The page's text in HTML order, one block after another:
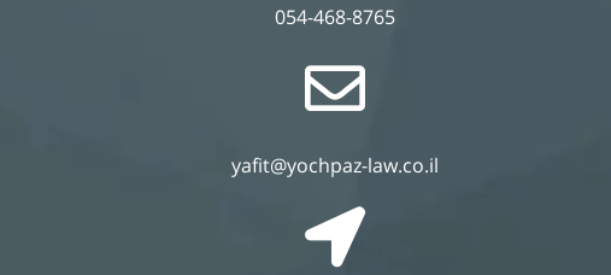
054-468-8765
yafit@yochpaz-law.co.il